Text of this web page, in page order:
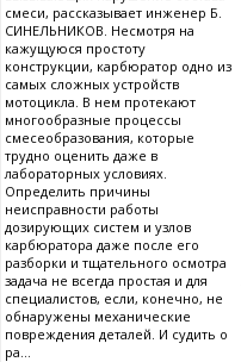
смеси, рассказывает инженер Б.
СИНЕЛЬНИКОВ. Несмотря на
кажущуюся простоту
конструкции, карбюратор одно из
самых сложных устройств
мотоцикла. В нем протекают
многообразные процессы
смесеобразования, которые
трудно оценить даже в
лабораторных условиях.
Определить причины
неисправности работы
дозирующих систем и узлов
карбюратора даже после его
разборки и тщательного осмотра
задача не всегда простая и для
специалистов, если, конечно, не
обнаружены механические
повреждения деталей. И судить о
ра...